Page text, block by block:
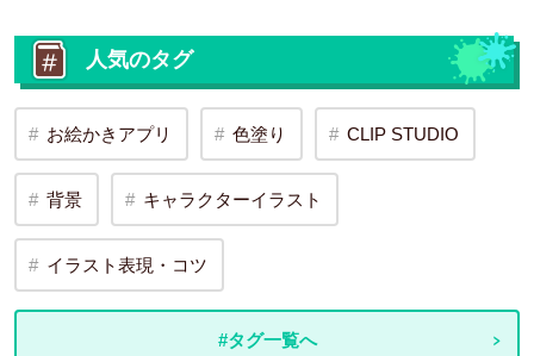
人気のタグ
お絵かきアプリ 色塗り CLIP STUDIO
背景 キャラクターイラスト
イラスト表現・コツ
#タグ一覧へ